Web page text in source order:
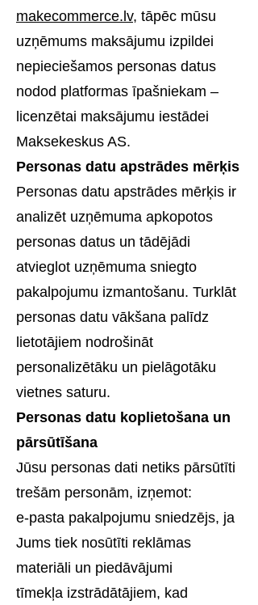
makecommerce.lv, tāpēc mūsu
uzņēmums maksājumu izpildei
nepieciešamos personas datus
nodod platformas īpašniekam –
licenzētai maksājumu iestādei
Maksekeskus AS.
Personas datu apstrādes mērķis
Personas datu apstrādes mērķis ir
analizēt uzņēmuma apkopotos
personas datus un tādējādi
atvieglot uzņēmuma sniegto
pakalpojumu izmantošanu. Turklāt
personas datu vākšana palīdz
lietotājiem nodrošināt
personalizētāku un pielāgotāku
vietnes saturu.
Personas datu koplietošana un
pārsūtīšana
Jūsu personas dati netiks pārsūtīti
trešām personām, izņemot:
e-pasta pakalpojumu sniedzējs, ja
Jums tiek nosūtīti reklāmas
materiāli un piedāvājumi
tīmekļa izstrādātājiem, kad